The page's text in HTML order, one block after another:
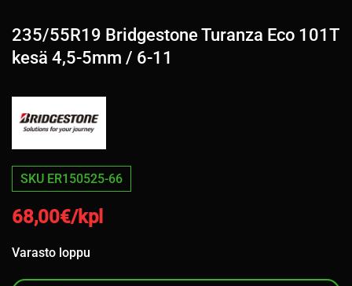
235/55R19 Bridgestone Turanza Eco 101T
kesä 4,5-5mm / 6-11
SKU ER150525-66
68,00€/kpl
Varasto loppu